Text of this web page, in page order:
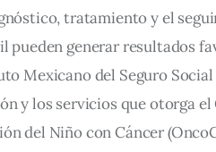
tratamiento y el
pueden generar resultados
Mexicano del Seguro
y los servicios que otorga
del Niño con Cáncer